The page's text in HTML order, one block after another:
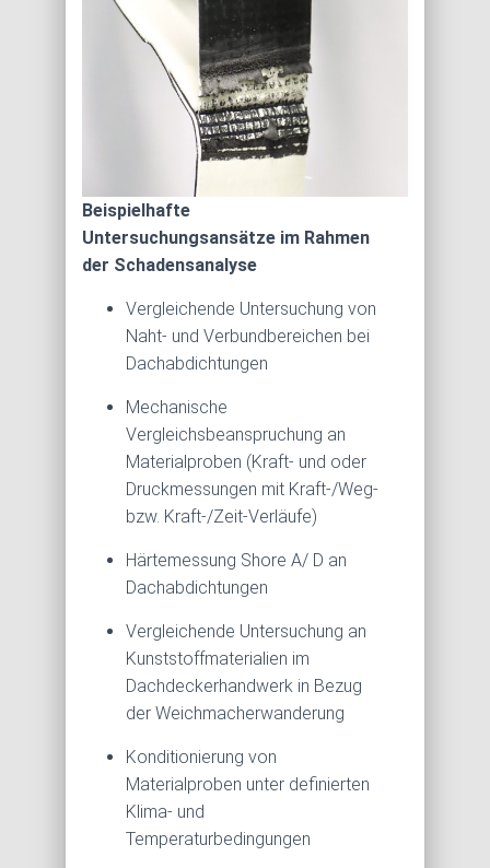
Beispielhafte
Untersuchungsansätze im Rahmen
der Schadensanalyse
Vergleichende Untersuchung von
Naht- und Verbundbereichen bei
Dachabdichtungen
Mechanische
Vergleichsbeanspruchung an
Materialproben (Kraft- und oder
Druckmessungen mit Kraft-/Weg-
bzw. Kraft-/Zeit-Verläufe)
Härtemessung Shore A/ D an
Dachabdichtungen
Vergleichende Untersuchung an
Kunststoffmaterialien im
Dachdeckerhandwerk in Bezug
der Weichmacherwanderung
Konditionierung von
Materialproben unter definierten
Klima- und
Temperaturbedingungen